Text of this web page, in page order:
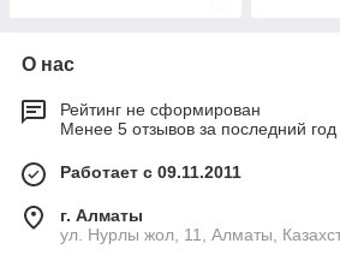
О нас
Рейтинг не сформирован
Менее 5 отзывов за последний год
Работает с 09.11.2011
г. Алматы
ул. Нурлы жол, 11, Алматы,